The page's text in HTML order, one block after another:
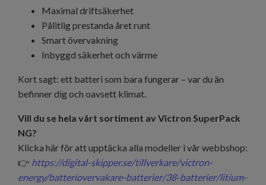
Maximal driftsäkerhet
Pålitlig prestanda året runt
Smart övervakning
Inbyggd säkerhet och värme
Kort sagt: ett batteri som bara fungerar – var du än
befinner dig och oavsett klimat.
Vill du se hela vårt sortiment av Victron SuperPack
NG?
Klicka här för att upptäcka alla modeller i vår webbshop:
👉 https://digital-skipper.se/tillverkare/victron-
energy/batteriovervakare-batterier/38-batterier/litium-